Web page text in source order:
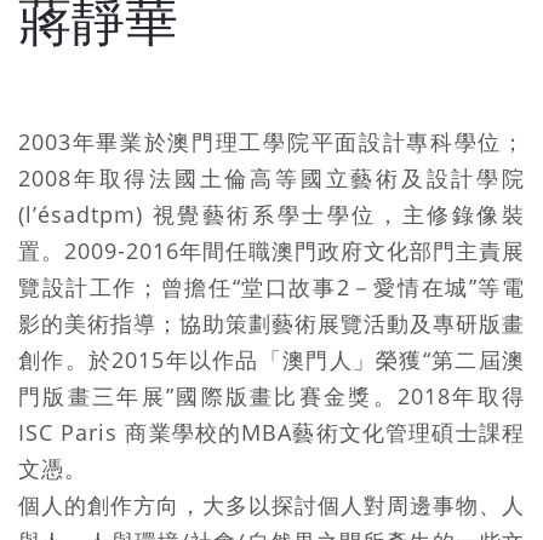
蔣靜華
2003年畢業於澳門理工學院平面設計專科學位；
2008年取得法國土倫高等國立藝術及設計學院
(l’ésadtpm) 視覺藝術系學士學位，主修錄像裝
置。2009-2016年間任職澳門政府文化部門主責展
覽設計工作；曾擔任“堂口故事2－愛情在城”等電
影的美術指導；協助策劃藝術展覽活動及專研版畫
創作。於2015年以作品「澳門人」榮獲“第二屆澳
門版畫三年展”國際版畫比賽金獎。2018年取得
ISC Paris 商業學校的MBA藝術文化管理碩士課程
文憑。
個人的創作方向，大多以探討個人對周邊事物、人